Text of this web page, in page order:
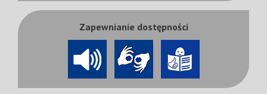
Zapewnianie dostępności